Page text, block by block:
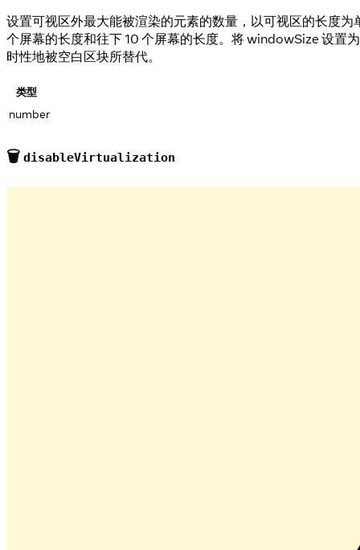
设置可视区外最大能被渲染的元素的数量，以可视区的长度
个屏幕的长度和往下 10 个屏幕的长度。将 windowSize 设置
时性地被空白区块所替代。
类型
number
🗑️ disableVirtualization